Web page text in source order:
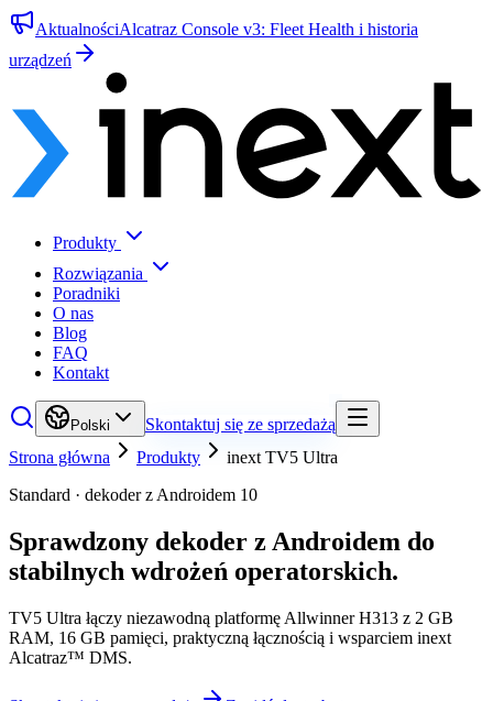
AktualnościAlcatraz Console v3: Fleet Health i historia
urządzeń
Produkty
Rozwiązania
Poradniki
O nas
Blog
FAQ
Kontakt
Polski
Skontaktuj się ze sprzedażą
Strona główna
Produkty
inext TV5 Ultra
Standard · dekoder z Androidem 10
Sprawdzony dekoder z Androidem do
stabilnych wdrożeń operatorskich.
TV5 Ultra łączy niezawodną platformę Allwinner H313 z 2 GB
RAM, 16 GB pamięci, praktyczną łącznością i wsparciem inext
Alcatraz™ DMS.